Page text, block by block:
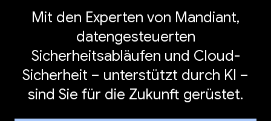
Mit den Experten von Mandiant,
datengesteuerten
Sicherheitsabläufen und Cloud-
Sicherheit – unterstützt durch KI –
sind Sie für die Zukunft gerüstet.